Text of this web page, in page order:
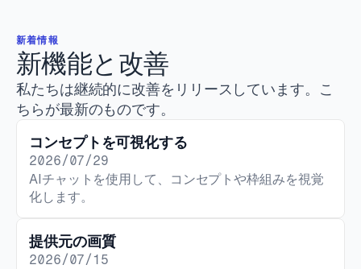
新着情報
新機能と改善
私たちは継続的に改善をリリースしています。こ
ちらが最新のものです。
コンセプトを可視化する
2026/07/29
AIチャットを使用して、コンセプトや枠組みを視覚
化します。
提供元の画質
2026/07/15